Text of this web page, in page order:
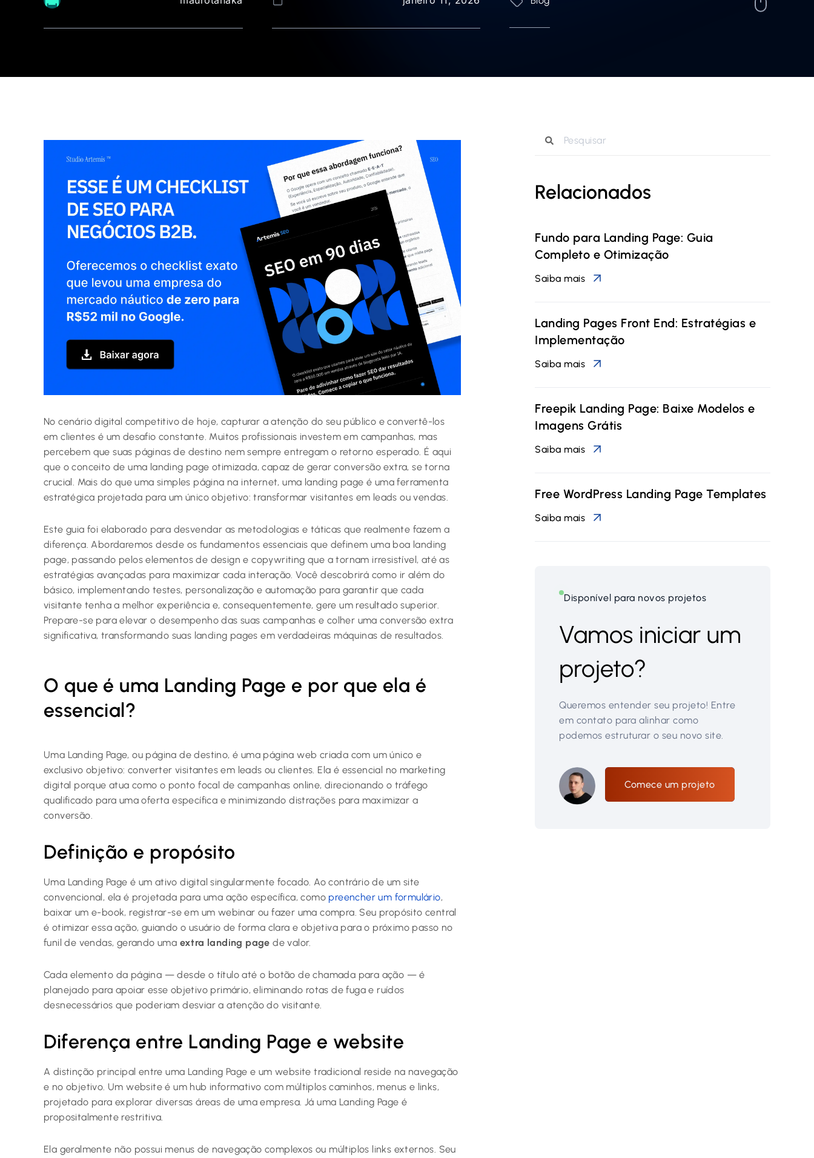
No cenário digital competitivo de hoje, capturar a atenção do seu público e convertê-los
em clientes é um desafio constante. Muitos profissionais investem em campanhas, mas
percebem que suas páginas de destino nem sempre entregam o retorno esperado. É aqui
que o conceito de uma landing page otimizada, capaz de gerar conversão extra, se torna
crucial. Mais do que uma simples página na internet, uma landing page é uma ferramenta
estratégica projetada para um único objetivo: transformar visitantes em leads ou vendas.
Este guia foi elaborado para desvendar as metodologias e táticas que realmente fazem a
diferença. Abordaremos desde os fundamentos essenciais que definem uma boa landing
page, passando pelos elementos de design e copywriting que a tornam irresistível, até as
estratégias avançadas para maximizar cada interação. Você descobrirá como ir além do
básico, implementando testes, personalização e automação para garantir que cada
visitante tenha a melhor experiência e, consequentemente, gere um resultado superior.
Prepare-se para elevar o desempenho das suas campanhas e colher uma conversão extra
significativa, transformando suas landing pages em verdadeiras máquinas de resultados.
O que é uma Landing Page e por que ela é
essencial?
Uma Landing Page, ou página de destino, é uma página web criada com um único e
exclusivo objetivo: converter visitantes em leads ou clientes. Ela é essencial no marketing
digital porque atua como o ponto focal de campanhas online, direcionando o tráfego
qualificado para uma oferta específica e minimizando distrações para maximizar a
conversão.
Definição e propósito
Uma Landing Page é um ativo digital singularmente focado. Ao contrário de um site
convencional, ela é projetada para uma ação específica, como preencher um formulário,
baixar um e-book, registrar-se em um webinar ou fazer uma compra. Seu propósito central
é otimizar essa ação, guiando o usuário de forma clara e objetiva para o próximo passo no
funil de vendas, gerando uma extra landing page de valor.
Cada elemento da página — desde o título até o botão de chamada para ação — é
planejado para apoiar esse objetivo primário, eliminando rotas de fuga e ruídos
desnecessários que poderiam desviar a atenção do visitante.
Diferença entre Landing Page e website
A distinção principal entre uma Landing Page e um website tradicional reside na navegação
e no objetivo. Um website é um hub informativo com múltiplos caminhos, menus e links,
projetado para explorar diversas áreas de uma empresa. Já uma Landing Page é
propositalmente restritiva.
Ela geralmente não possui menus de navegação complexos ou múltiplos links externos. Seu
Relacionados
Fundo para Landing Page: Guia
Completo e Otimização
Saiba mais
Landing Pages Front End: Estratégias e
Implementação
Saiba mais
Freepik Landing Page: Baixe Modelos e
Imagens Grátis
Saiba mais
Free WordPress Landing Page Templates
Saiba mais
Disponível para novos projetos
Vamos iniciar um
projeto?
Queremos entender seu projeto! Entre
em contato para alinhar como
podemos estruturar o seu novo site.
Comece um projeto